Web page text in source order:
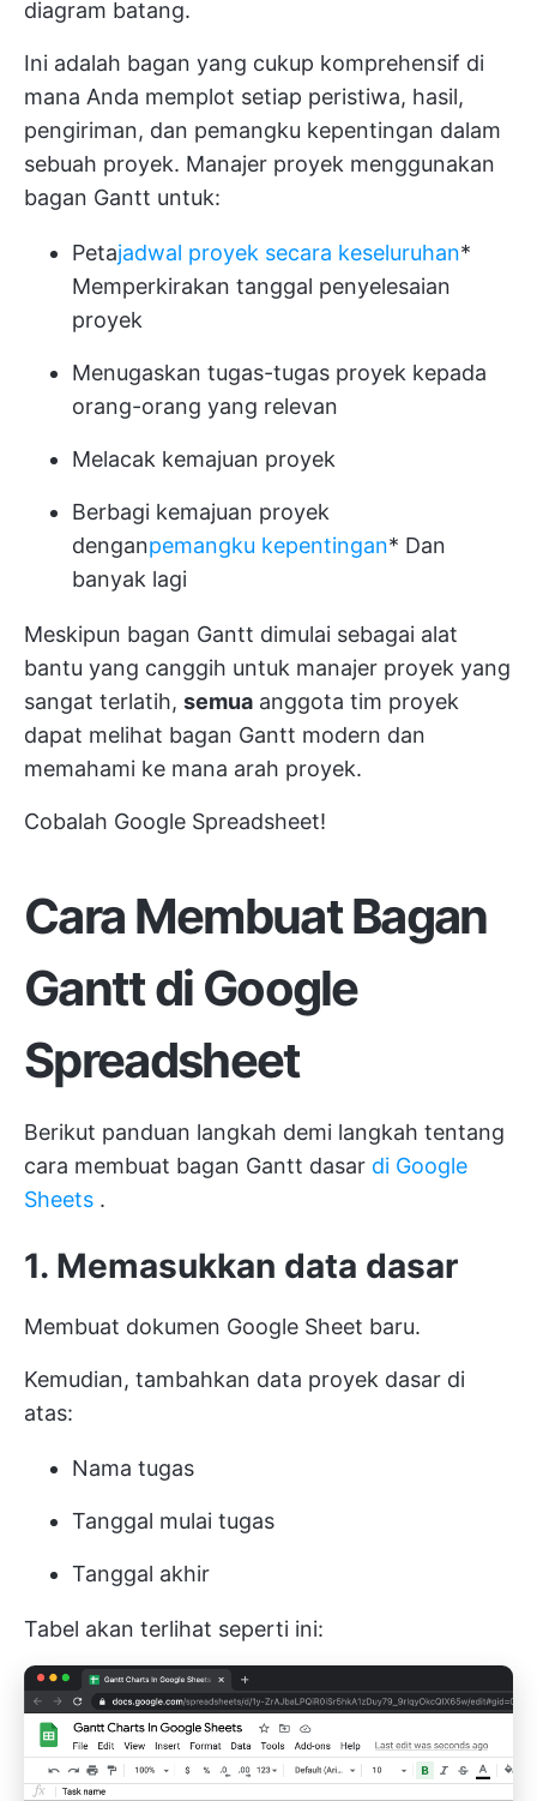
diagram batang.
Ini adalah bagan yang cukup komprehensif di
mana Anda memplot setiap peristiwa, hasil,
pengiriman, dan pemangku kepentingan dalam
sebuah proyek. Manajer proyek menggunakan
bagan Gantt untuk:
Petajadwal proyek secara keseluruhan*
Memperkirakan tanggal penyelesaian
proyek
Menugaskan tugas-tugas proyek kepada
orang-orang yang relevan
Melacak kemajuan proyek
Berbagi kemajuan proyek
denganpemangku kepentingan* Dan
banyak lagi
Meskipun bagan Gantt dimulai sebagai alat
bantu yang canggih untuk manajer proyek yang
sangat terlatih, semua anggota tim proyek
dapat melihat bagan Gantt modern dan
memahami ke mana arah proyek.
Cobalah Google Spreadsheet!
Cara Membuat Bagan
Gantt di Google
Spreadsheet
Berikut panduan langkah demi langkah tentang
cara membuat bagan Gantt dasar di Google
Sheets .
1. Memasukkan data dasar
Membuat dokumen Google Sheet baru.
Kemudian, tambahkan data proyek dasar di
atas:
Nama tugas
Tanggal mulai tugas
Tanggal akhir
Tabel akan terlihat seperti ini: